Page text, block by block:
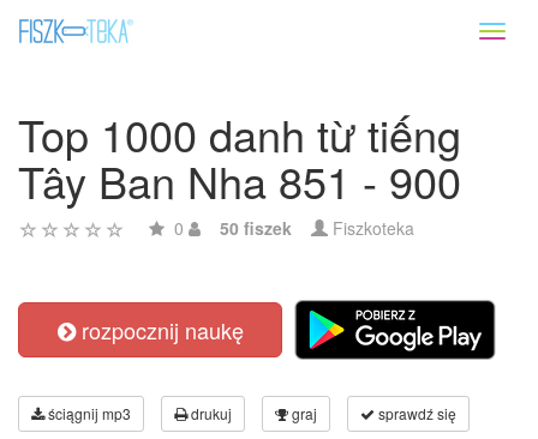
Top 1000 danh từ tiếng
Tây Ban Nha 851 - 900
0 50 fiszek Fiszkoteka
rozpocznij naukę
ściągnij mp3 drukuj graj sprawdź się